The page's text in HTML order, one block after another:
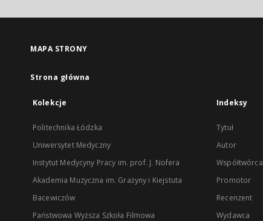
MAPA STRONY
Strona główna
Kolekcje
Politechnika Łódzka
Uniwersytet Medyczny
Instytut Medycyny Pracy im. prof. J. Nofera
Akademia Muzyczna im. Grażyny i Kiejstuta
Bacewiczów
Państwowa Wyższa Szkoła Filmowa
Indeksy
Tytuł
Autor
Współtwórca
Promotor
Recenzent
Wydawca